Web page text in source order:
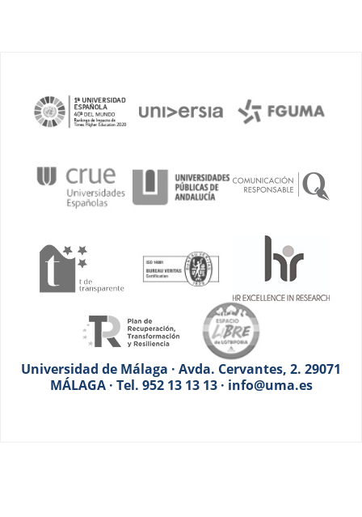
Universidad de Málaga · Avda. Cervantes, 2. 29071
MÁLAGA · Tel. 952 13 13 13 · info@uma.es